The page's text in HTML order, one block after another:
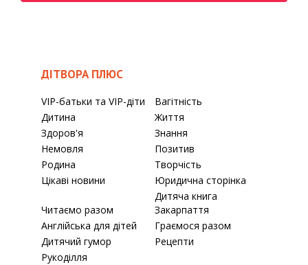
ДІТВОРА ПЛЮС
VIP-батьки та VIP-діти
Вагітність
Дитина
Життя
Здоров'я
Знання
Немовля
Позитив
Родина
Творчість
Цікаві новини
Юридична сторінка
Читаємо разом
Дитяча книга
Закарпаття
Англійська для дітей
Граємося разом
Дитячий гумор
Рецепти
Рукоділля